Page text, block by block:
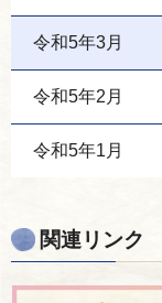
令和5年3月
令和5年2月
令和5年1月
関連リンク